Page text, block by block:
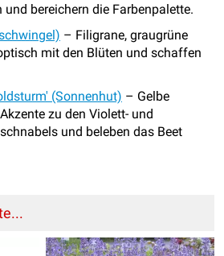
bereichern die Farbenpalette.
– Filigrane, graugrüne
mit den Blüten und schaffen
(Sonnenhut) – Gelbe
zu den Violett- und
und beleben das Beet